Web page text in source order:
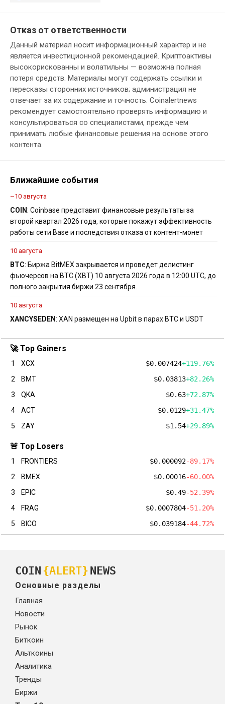
Отказ от ответственности
Данный материал носит информационный характер и не
является инвестиционной рекомендацией. Криптоактивы
высокорискованны и волатильны — возможна полная
потеря средств. Материалы могут содержать ссылки и
пересказы сторонних источников; администрация не
отвечает за их содержание и точность. Coinalertnews
рекомендует самостоятельно проверять информацию и
консультироваться со специалистами, прежде чем
принимать любые финансовые решения на основе этого
контента.
Ближайшие события
~10 августа
COIN: Coinbase представит финансовые результаты за
второй квартал 2026 года, которые покажут эффективность
работы сети Base и последствия отказа от контент-монет
10 августа
BTC: Биржа BitMEX закрывается и проведет делистинг
фьючерсов на BTC (XBT) 10 августа 2026 года в 12:00 UTC, до
полного закрытия биржи 23 сентября.
10 августа
XAN CYS EDEN: XAN размещен на Upbit в парах BTC и USDT
🚀 Top Gainers
1 XCX $0.007424+119.76%
2
BMT $0.03813+82.26%
3
QKA $0.63+72.87%
4
ACT $0.0129+31.47%
5
ZAY $1.54+29.89%
🚨 Top Losers
1 FRONTIERS $0.000092-89.17%
2
BMEX $0.00016-60.00%
3
EPIC $0.49-52.39%
4
FRAG $0.0007804-51.20%
5
BICO $0.039184-44.72%
COIN {ALERT} NEWS
Основные разделы
Главная
Новости
Рынок
Биткоин
Альткоины
Аналитика
Тренды
Биржи